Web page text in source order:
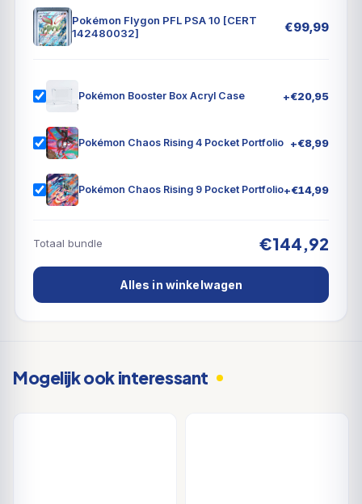
Pokémon Flygon PFL PSA 10 [CERT
142480032]
€99,99
Pokémon Booster Box Acryl Case +€20,95
Pokémon Chaos Rising 4 Pocket Portfolio +€8,99
Pokémon Chaos Rising 9 Pocket Portfolio+€14,99
Totaal bundle €144,92
Alles in winkelwagen
Mogelijk ook interessant